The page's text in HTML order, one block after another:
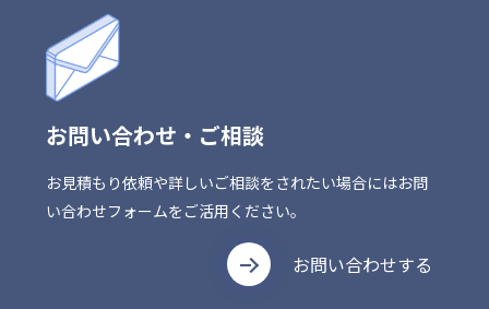
お問い合わせ・ご相談
お見積もり依頼や詳しいご相談をされたい場合にはお問
い合わせフォームをご活用ください。
お問い合わせする